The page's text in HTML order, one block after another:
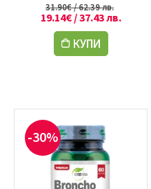
31.90€/ 62.39 лв.
19.14€/ 37.43 лв.
КУПИ
-30%